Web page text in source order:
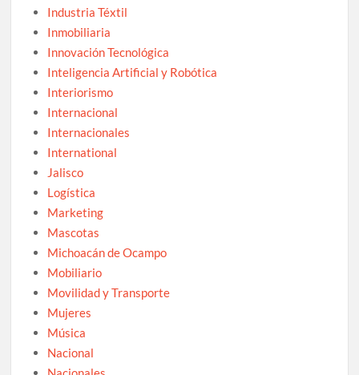
Industria Téxtil
Inmobiliaria
Innovación Tecnológica
Inteligencia Artificial y Robótica
Interiorismo
Internacional
Internacionales
International
Jalisco
Logística
Marketing
Mascotas
Michoacán de Ocampo
Mobiliario
Movilidad y Transporte
Mujeres
Música
Nacional